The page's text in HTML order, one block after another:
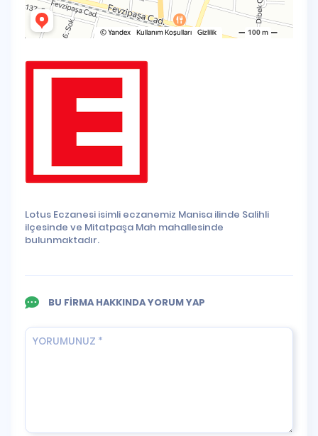
Lotus Eczanesi isimli eczanemiz Manisa ilinde Salihli
ilçesinde ve Mitatpaşa Mah mahallesinde
bulunmaktadır.
BU FİRMA HAKKINDA YORUM YAP